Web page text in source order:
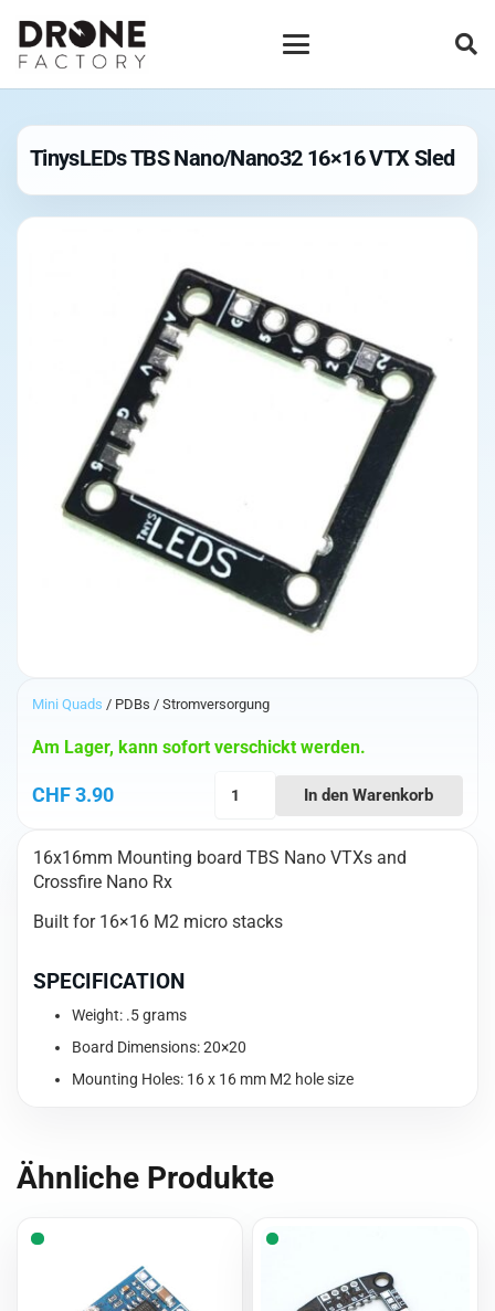
TinysLEDs TBS Nano/Nano32 16×16 VTX Sled
Mini Quads / PDBs / Stromversorgung
CHF3.90
Am Lager, kann sofort verschickt werden.
16x16
Menge
In den Warenkorb
16x16mm Mounting board TBS Nano VTXs and
Crossfire Nano Rx
Built for 16×16 M2 micro stacks
SPECIFICATION
Weight: .5 grams
Board Dimensions: 20×20
Mounting Holes: 16 x 16 mm M2 hole size
Ähnliche Produkte